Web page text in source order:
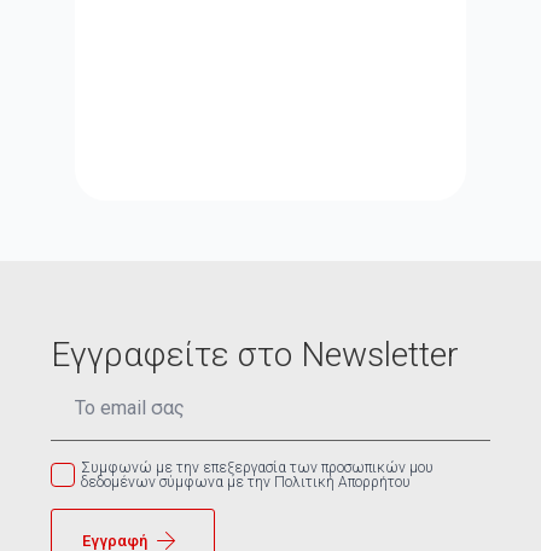
Εγγραφείτε στο Newsletter
Συμφωνώ με την επεξεργασία των προσωπικών μου
δεδομένων σύμφωνα με την Πολιτική Απορρήτου
Εγγραφή